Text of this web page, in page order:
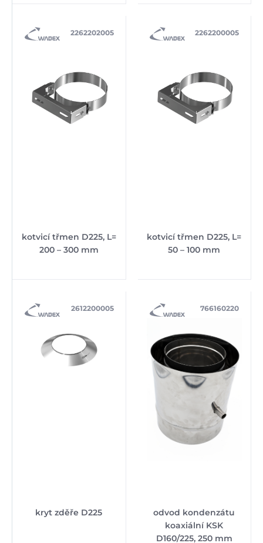
kotvicí třmen D225, L=
200 – 300 mm
2262202005
kotvicí třmen D225, L=
50 – 100 mm
2262200005
kryt zděře D225
2612200005
odvod kondenzátu
koaxiální KSK
D160/225, 250 mm
766160220